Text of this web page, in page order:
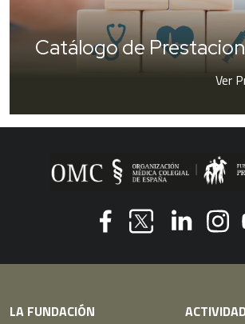
Catálogo de
Ver
LA FUNDACIÓN